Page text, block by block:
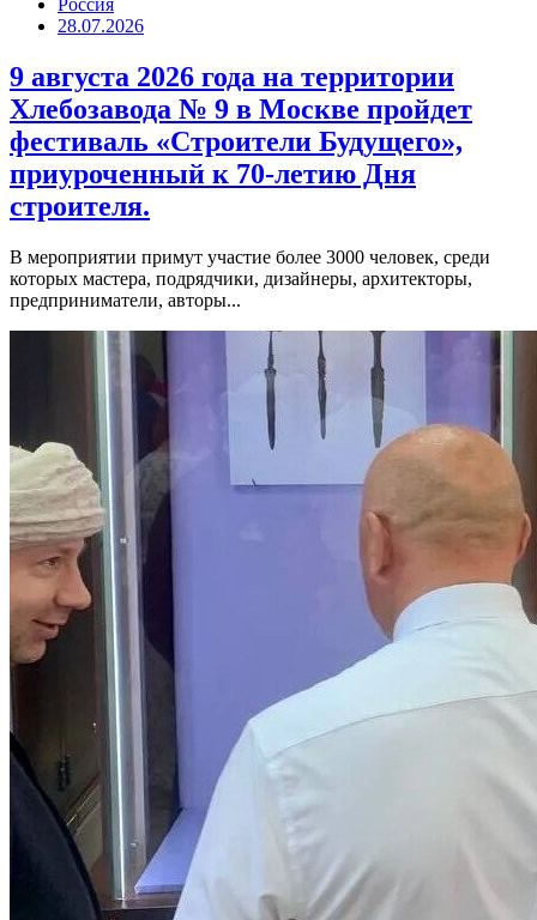
Россия
28.07.2026
9 августа 2026 года на территории
Хлебозавода № 9 в Москве пройдет
фестиваль «Строители Будущего»,
приуроченный к 70-летию Дня
строителя.
В мероприятии примут участие более 3000 человек, среди
которых мастера, подрядчики, дизайнеры, архитекторы,
предприниматели, авторы...